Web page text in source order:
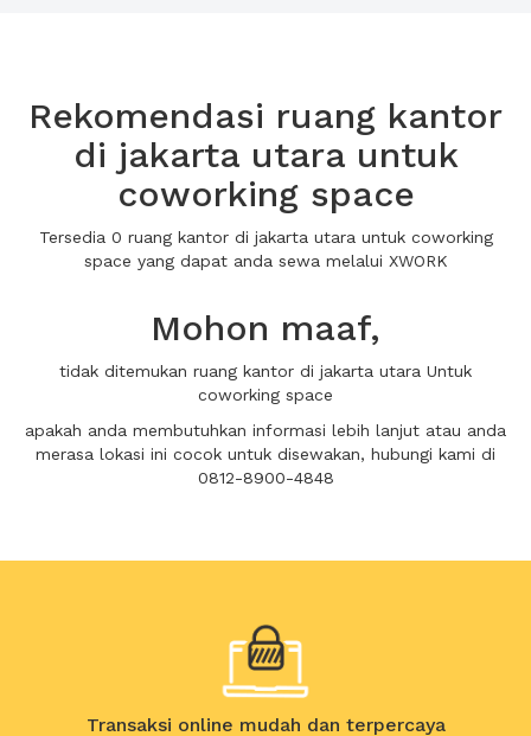
Rekomendasi ruang kantor
di jakarta utara untuk
coworking space
Tersedia 0 ruang kantor di jakarta utara untuk coworking
space yang dapat anda sewa melalui XWORK
Mohon maaf,
tidak ditemukan ruang kantor di jakarta utara Untuk
coworking space
apakah anda membutuhkan informasi lebih lanjut atau anda
merasa lokasi ini cocok untuk disewakan, hubungi kami di
0812-8900-4848
Transaksi online mudah dan terpercaya